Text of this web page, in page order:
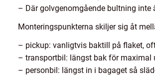
– Där golvgenomgående bultning
Monteringspunkterna skiljer sig åt
– pickup: vanligtvis baktill på flaket,
– transportbil: längst bak för maximal
– personbil: längst in i bagaget så